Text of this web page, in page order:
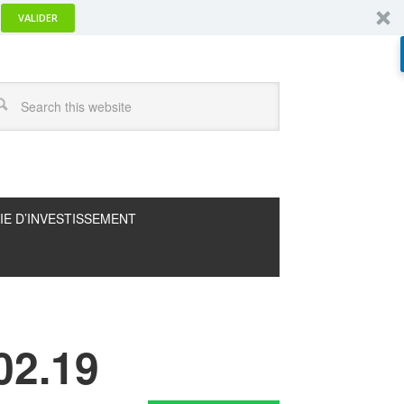
VALIDER
D’INVESTISSEMENT